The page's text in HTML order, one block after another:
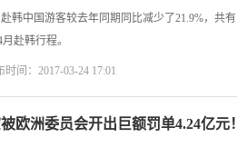
韩中国游客较去年同期同比减少了21.9%，共
赴韩行程。
间：2017-03-24 17:01
欧洲委员会开出巨额罚单4.24亿元！